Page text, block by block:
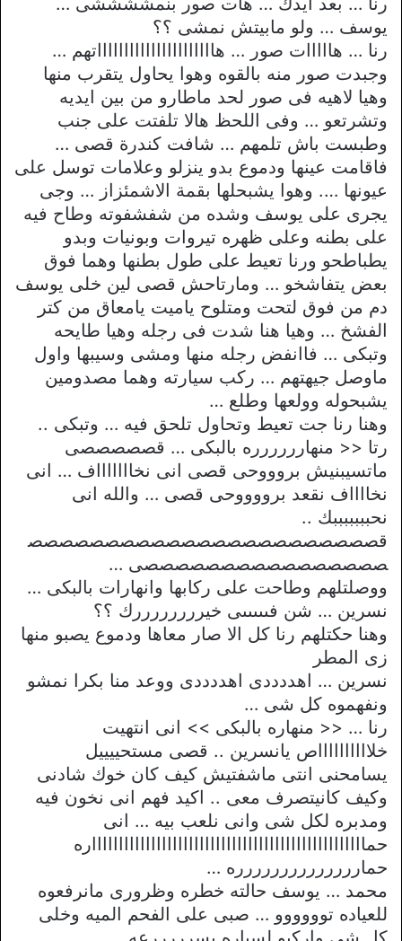
يوسف … ولو مابيتش نمشى ؟؟
رنا … هااااات صور … هااااااااااااااااااااااتهم …
وجبدت صور منه بالقوه وهوا يحاول يتقرب منها
وهيا لاهيه فى صور لحد ماطارو من بين ايديه
وتشرتعو … وفى اللحظ هالا تلفتت على جنب
وطبست باش تلمهم … شافت كندرة قصى …
فاقامت عينها ودموع بدو ينزلو وعلامات توسل على
عيونها …. وهوا يشبحلها بقمة الاشمئزاز … وجى
يجرى على يوسف وشده من شفشفوته وطاح فيه
على بطنه وعلى ظهره تيروات وبونيات وبدو
يطباطحو ورنا تعيط على طول بطنها وهما فوق
بعض يتفاشخو … ومارتاحش قصى لين خلى يوسف
دم من فوق لتحت ومتلوح ياميت يامعاق من كتر
الفشخ … وهيا هنا شدت فى رجله وهيا طايحه
وتبكى … فاانفض رجله منها ومشى وسيبها واول
ماوصل جيهتهم … ركب سيارته وهما مصدومين
يشبحوله وولعها وطلع …
وهنا رنا جت تعيط وتحاول تلحق فيه … وتبكى ..
رتا << منهارررررره بالبكى … قصصصصصى
ماتسيبنيش بروووحى قصى انى نخاااااااف … انى
نخااااف نقعد برووووحى قصى … والله انى
نحبببببببك ..
قصصصصصصصصصصصصصصصصصصصصصصص
صصصصصصصصصصصصصصصصى …
ووصلتلهم وطاحت على ركابها وانهارات بالبكى …
نسرين … شن فىىىىىى خيررررررررك ؟؟
وهنا حكتلهم رنا كل الا صار معاها ودموع يصبو منها
زى المطر
نسرين … اهددددى اهددددى ووعد منا بكرا نمشو
ونفهموه كل شى …
رنا … << منهاره بالبكى >> انى انتهيت
خلااااااااااص يانسرين .. قصى مستحييييل
يسامحنى انتى ماشفتيش كيف كان خوك شادنى
وكيف كانيتصرف معى .. اكيد فهم انى نخون فيه
ومدبره لكل شى وانى نلعب بيه … انى
حماااااااااااااااااااااااااااااااااااااااااااااااااااره
حمارررررررررررررره …
محمد … يوسف حالته خطره وظرورى مانرفعوه
للعياده توووووو … صبى على الفحم الميه وخلى